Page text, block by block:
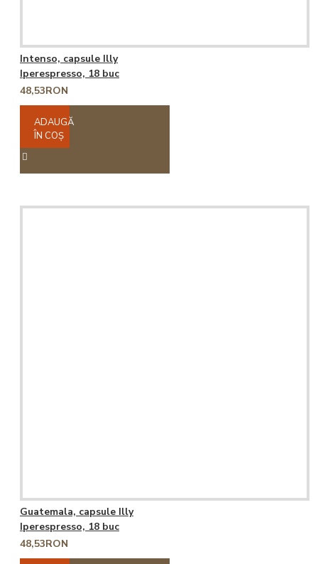
Intenso, capsule Illy
Iperespresso, 18 buc
48,53RON
ADAUGĂ
ÎN COŞ
Guatemala, capsule Illy
Iperespresso, 18 buc
48,53RON